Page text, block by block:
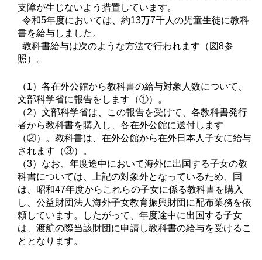
支障が生じないよう措置しています。
令和5年度においては、約13万7千人の児童生徒に教科
書を給与しました。
教科書給与は次のような方法で行われます（図8参
照）。
（1）各在外公館から教科書の給与対象人数について、
文部科学省に報告をします（①）。
（2）文部科学省は、この報告を受けて、各教科書発行
者から教科書を購入し、各在外公館に送付します
（②）。教科書は、在外公館から在外日本人子女に給与
されます（③）。
（3）なお、年度途中において海外に出国する子女の教
科書については、上記の対象外となっているため、国
は、昭和47年度からこれらの子女に係る教科書を購入
し、公益財団法人海外子女教育振興財団に配布業務を依
頼しています。したがって、年度途中に出国する子女
は、渡航の際当該財団に申請し教科書の給与を受けるこ
ととなります。